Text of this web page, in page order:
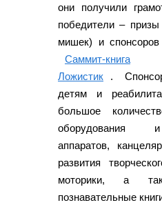
они получили
победители –
мишек) и спонсоров
Саммит-книга
Ложистик
.
детям и
большое
оборудования
аппаратов,
развития
моторики, а
познавательные